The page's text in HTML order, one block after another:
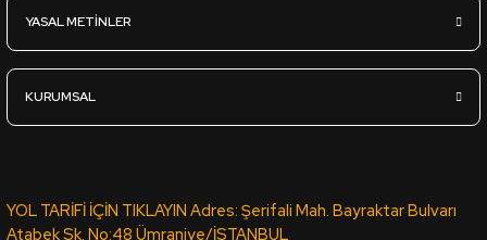
YASAL METİNLER
KURUMSAL
YOL TARİFİ İÇİN TIKLAYIN Adres: Şerifali Mah. Bayraktar Bulvarı
Atabek Sk. No:48 Ümraniye/İSTANBUL